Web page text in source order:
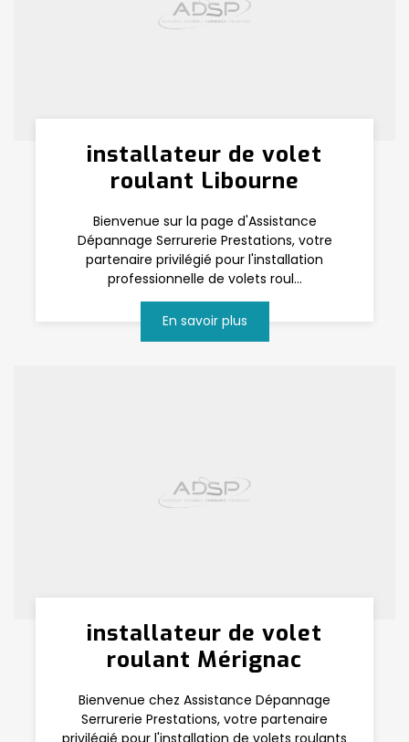
installateur de volet
roulant Libourne
Bienvenue sur la page d'Assistance
Dépannage Serrurerie Prestations, votre
partenaire privilégié pour l'installation
professionnelle de volets roul...
En savoir plus
installateur de volet
roulant Mérignac
Bienvenue chez Assistance Dépannage
Serrurerie Prestations, votre partenaire